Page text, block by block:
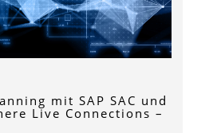
mit SAP SAC und
Live Connections –